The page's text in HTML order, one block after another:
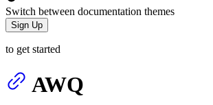
Switch between documentation themes
Sign Up
to get started
AWQ